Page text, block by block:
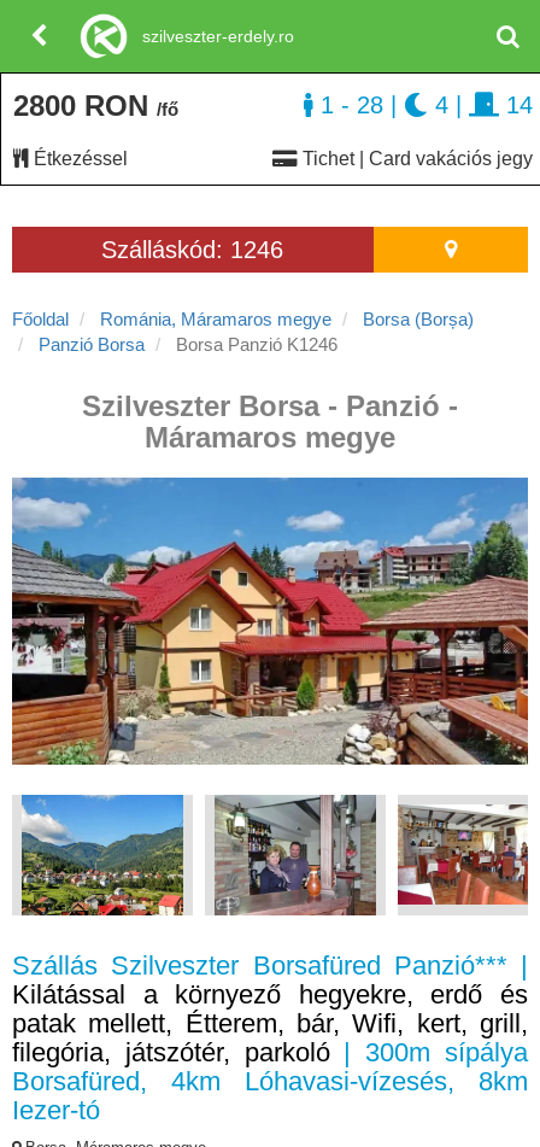
Szálláskód: 1246
Főoldal Románia, Máramaros megye
Borsa (Borșa)
Panzió Borsa
Borsa Panzió K1246
Szilveszter Borsa - Panzió -
Máramaros megye
Szállás Szilveszter Borsafüred Panzió*** |
Kilátással a környező hegyekre, erdő és
patak mellett, Étterem, bár, Wifi, kert, grill,
filegória, játszótér, parkoló| 300m sípálya
Borsafüred, 4km Lóhavasi-vízesés, 8km
Iezer-tó
2800 RON /fő
Étkezéssel Tichet | Card vakációs jegy
1 - 28 4 14
szilveszter-erdely.ro